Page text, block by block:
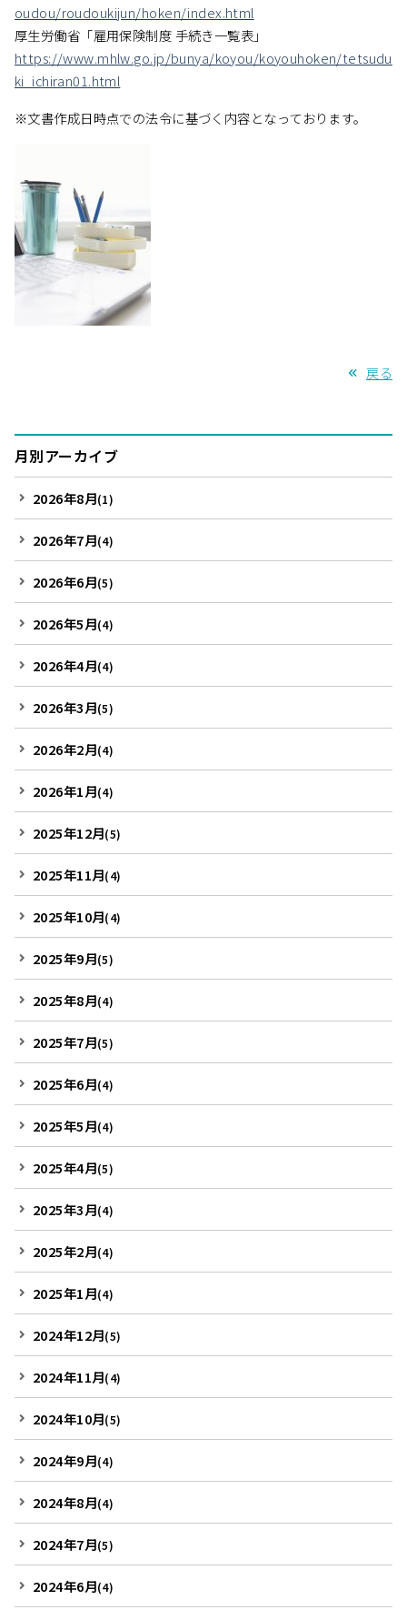
oudou/roudoukijun/hoken/index.html
厚生労働省「雇用保険制度 手続き一覧表」
https://www.mhlw.go.jp/bunya/koyou/koyouhoken/tetsudu
ki_ichiran01.html
※文書作成日時点での法令に基づく内容となっております。
戻る
月別アーカイブ
2026年8月(1)
2026年7月(4)
2026年6月(5)
2026年5月(4)
2026年4月(4)
2026年3月(5)
2026年2月(4)
2026年1月(4)
2025年12月(5)
2025年11月(4)
2025年10月(4)
2025年9月(5)
2025年8月(4)
2025年7月(5)
2025年6月(4)
2025年5月(4)
2025年4月(5)
2025年3月(4)
2025年2月(4)
2025年1月(4)
2024年12月(5)
2024年11月(4)
2024年10月(5)
2024年9月(4)
2024年8月(4)
2024年7月(5)
2024年6月(4)